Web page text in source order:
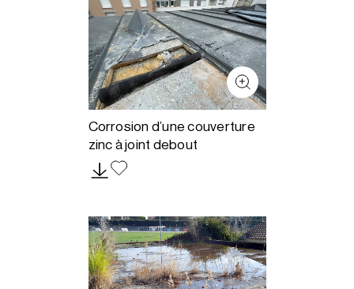
Corrosion d’une couverture
zinc à joint debout